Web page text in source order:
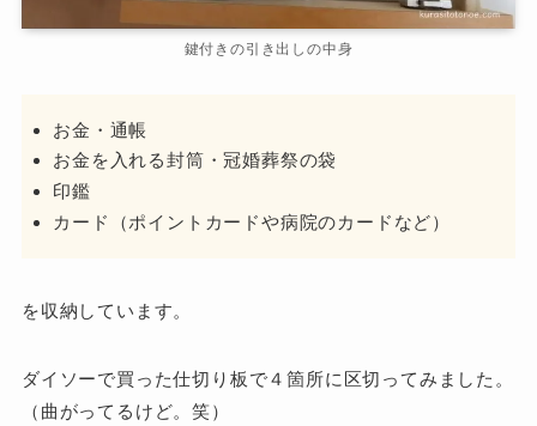
鍵付きの引き出しの中身
お金・通帳
お金を入れる封筒・冠婚葬祭の袋
印鑑
カード（ポイントカードや病院のカードなど）
を収納しています。
ダイソーで買った仕切り板で４箇所に区切ってみました。
（曲がってるけど。笑）